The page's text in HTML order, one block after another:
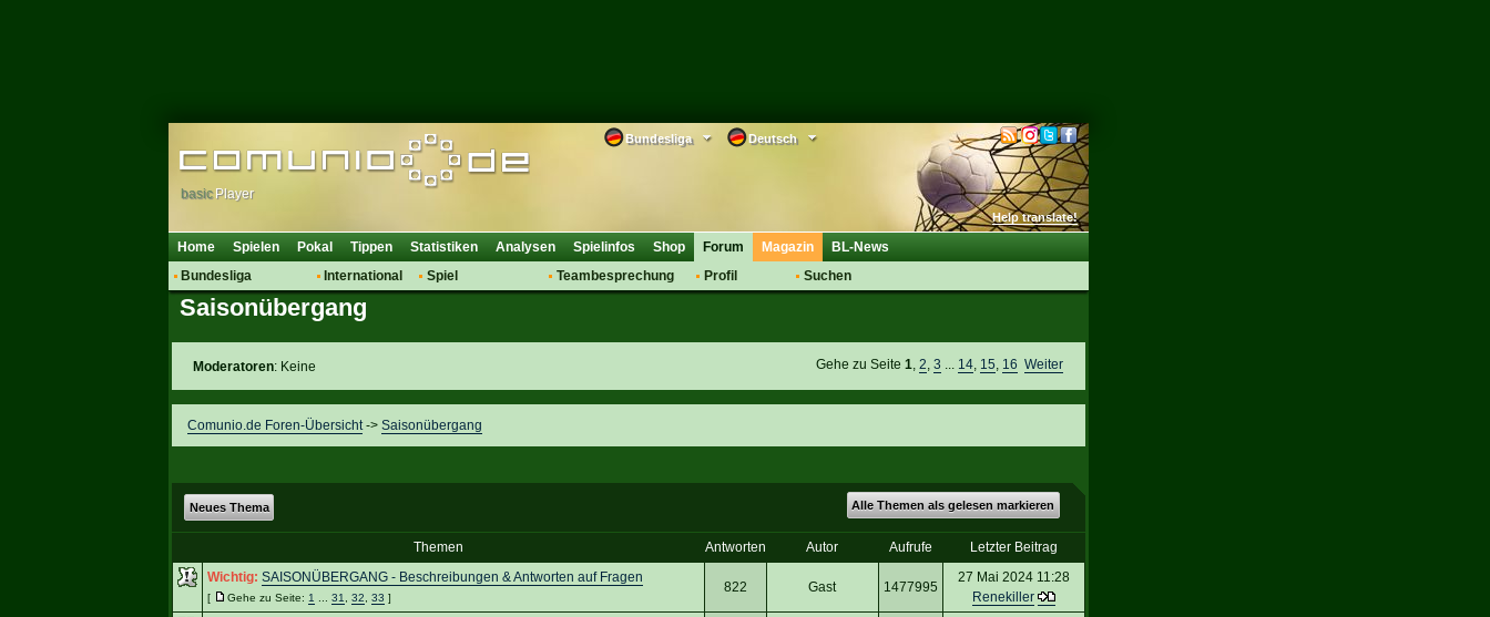
Deutsch
Bundesliga
Help translate!
basic Player
Home Spielen Pokal Tippen Statistiken Analysen Spielinfos Shop
Forum
Bundesliga
Hot News
Spielanalyse
International
Vereine
Spiel
Teambesprechung
Profil
Suchen
Magazin BL-News
Saisonübergang
Gehe zu Seite1 ,2 ,3 14 15 16 Weiter
Moderatoren: Keine
Comunio.de Foren-Übersicht-> Saisonübergang
Alle Themen als gelesen markieren
Neues Thema
Themen Antworten Autor Aufrufe
Letzter Beitrag
Wichtig: SAISONÜBERGANG - Beschreibungen & Antworten auf Fragen
[ Gehe zu Seite: 1 31 32 33 ]
822 Gast 1477995
27 Mai 2024 11:28
Renekiller